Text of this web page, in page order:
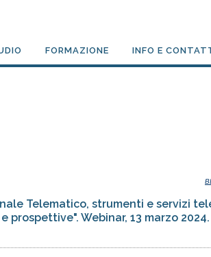
FORMAZIONE INFO E
Telematico, strumenti e servizi
Webinar, 13 marzo 2024.